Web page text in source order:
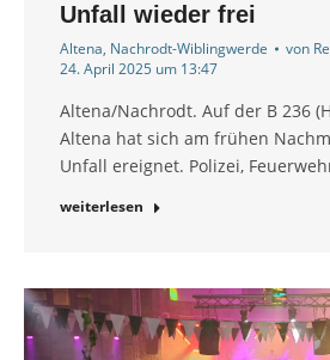
Unfall wieder frei
Altena, Nachrodt-Wiblingwerde von
24. April 2025 um 13:47
Altena/Nachrodt. Auf der B 236
Altena hat sich am frühen
Unfall ereignet. Polizei,
weiterlesen